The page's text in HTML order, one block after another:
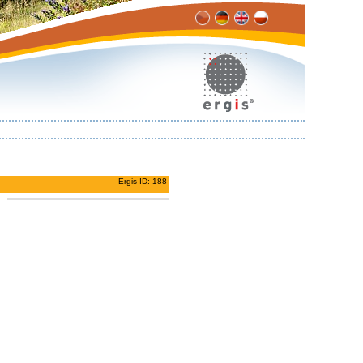
Ergis ID: 188